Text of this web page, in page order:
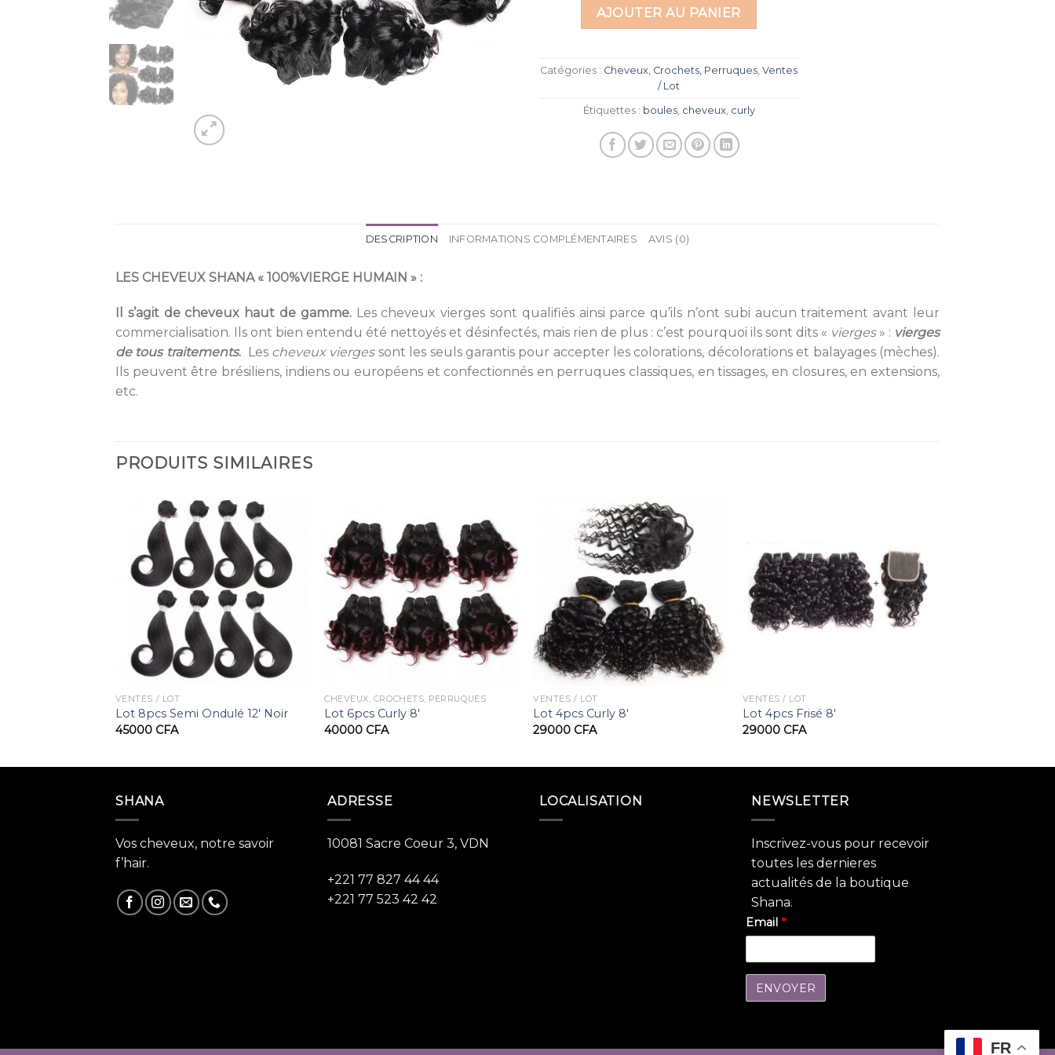
AJOUTER AU PANIER
Catégories : Cheveux, Crochets, Perruques Ventes
/ Lot
Étiquettes : boules, cheveux, curly
DESCRIPTION INFORMATIONS COMPLÉMENTAIRES AVIS (0)
LES CHEVEUX SHANA « 100%VIERGE HUMAIN » :
Il s’agit de cheveux haut de gamme. Les cheveux vierges sont qualifiés ainsi parce qu’ils n’ont subi aucun traitement avant leur
commercialisation. Ils ont bien entendu été nettoyés et désinfectés, mais rien de plus : c’est pourquoi ils sont dits « vierges» : vierges
de tous traitements.Les cheveux viergessont les seuls garantis pour accepter les colorations, décolorations et balayages (mèches).
Ils peuvent être brésiliens, indiens ou européens et confectionnés en perruques classiques, en tissages, en closures, en extensions,
etc.
PRODUITS SIMILAIRES
VENTES / LOT
Lot 8pcs Semi Ondulé 12′ Noir
45000 CFA
CHEVEUX, CROCHETS, PERRUQUES
Lot 6pcs Curly 8′
40000 CFA
VENTES / LOT
Lot 4pcs Curly 8′
29000 CFA
VENTES / LOT
Lot 4pcs Frisé 8′
29000 CFA
SHANA
Vos cheveux, notre savoir
f’hair.
ADRESSE
10081 Sacre Coeur 3, VDN
+221 77 827 44 44
+221 77 523 42 42
LOCALISATION NEWSLETTER
Inscrivez-vous pour recevoir
toutes les dernieres
actualités de la boutique
Shana.
Email *
FR